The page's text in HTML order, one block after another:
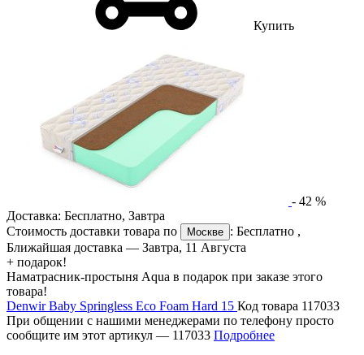
Купить
- 42 %
Доставка: Бесплатно, Завтра
Стоимость доставки товара по
Москве : Бесплатно ,
Ближайшая доставка — Завтра, 11 Августа
+ подарок!
Наматрасник-простыня Aqua в подарок при заказе этого
товара!
Denwir Baby Springless Eco Foam Hard 15 Код товара 117033
При общении с нашими менеджерами по телефону просто
сообщите им этот артикул — 117033 Подробнее